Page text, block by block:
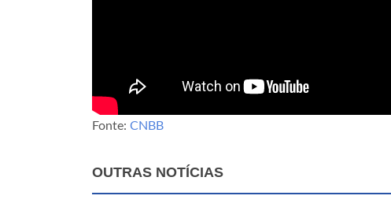
Fonte: CNBB
OUTRAS NOTÍCIAS